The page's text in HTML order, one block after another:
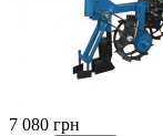
7 080 грн